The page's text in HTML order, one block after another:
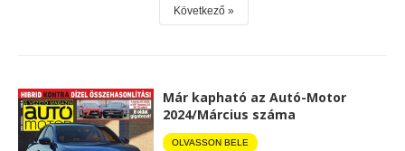
Következő
Már kapható az Autó-Motor
2024/Március száma
OLVASSON BELE